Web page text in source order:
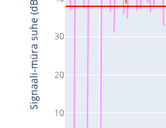
10
20
30
Signaali-müra suhe (dB)